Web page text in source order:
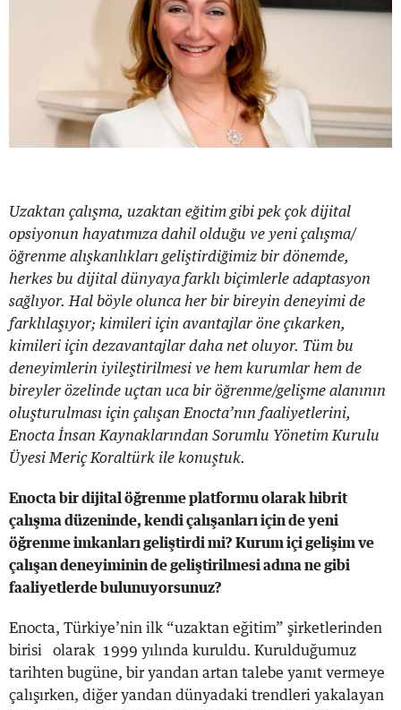
Uzaktan çalışma, uzaktan eğitim gibi pek çok dijital
opsiyonun hayatımıza dahil olduğu ve yeni çalışma/
öğrenme alışkanlıkları geliştirdiğimiz bir dönemde,
herkes bu dijital dünyaya farklı biçimlerle adaptasyon
sağlıyor. Hal böyle olunca her bir bireyin deneyimi de
farklılaşıyor; kimileri için avantajlar öne çıkarken,
kimileri için dezavantajlar daha net oluyor. Tüm bu
deneyimlerin iyileştirilmesi ve hem kurumlar hem de
bireyler özelinde uçtan uca bir öğrenme/gelişme alanının
oluşturulması için çalışan Enocta’nın faaliyetlerini,
Enocta İnsan Kaynaklarından Sorumlu Yönetim Kurulu
Üyesi Meriç Koraltürk ile konuştuk.
Enocta bir dijital öğrenme platformu olarak hibrit
çalışma düzeninde, kendi çalışanları için de yeni
öğrenme imkanları geliştirdi mi? Kurum içi gelişim ve
çalışan deneyiminin de geliştirilmesi adına ne gibi
faaliyetlerde bulunuyorsunuz?
Enocta, Türkiye’nin ilk “uzaktan eğitim” şirketlerinden
birisi olarak 1999 yılında kuruldu. Kurulduğumuz
tarihten bugüne, bir yandan artan talebe yanıt vermeye
çalışırken, diğer yandan dünyadaki trendleri yakalayan